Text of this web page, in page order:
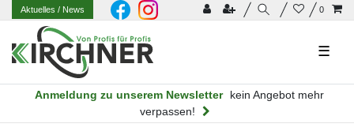
0
Aktuelles/ News
☰
Anmeldung zu unserem Newsletter
kein Angebot mehr
verpassen!